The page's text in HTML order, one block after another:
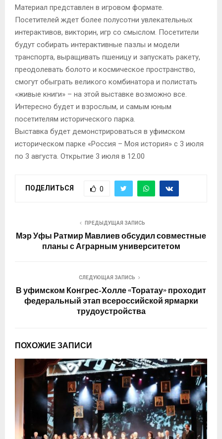
Материал представлен в игровом формате.
Посетителей ждет более полусотни увлекательных
интерактивов, викторин, игр со смыслом. Посетители
будут собирать интерактивные пазлы и модели
транспорта, выращивать пшеницу и запускать ракету,
преодолевать болото и космическое пространство,
смогут обыграть великого комбинатора и полистать
«живые книги» – на этой выставке возможно все.
Интересно будет и взрослым, и самым юным
посетителям исторического парка.
Выставка будет демонстрироваться в уфимском
историческом парке «Россия – Моя история» с 3 июля
по 3 августа. Открытие 3 июля в 12.00
ПОДЕЛИТЬСЯ 0
ПРЕДЫДУЩАЯ ЗАПИСЬ
Мэр Уфы Ратмир Мавлиев обсудил совместные
планы с Аграрным университетом
СЛЕДУЮЩАЯ ЗАПИСЬ
В уфимском Конгрес-Холле «Торатау» проходит
федеральный этап всероссийской ярмарки
трудоустройства
ПОХОЖИЕ ЗАПИСИ